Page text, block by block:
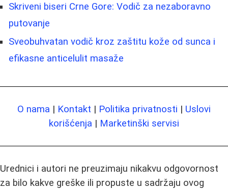
Skriveni biseri Crne Gore: Vodič za nezaboravno
putovanje
Sveobuhvatan vodič kroz zaštitu kože od sunca i
efikasne anticelulit masaže
O nama | Kontakt | Politika privatnosti | Uslovi
korišćenja | Marketinški servisi
Urednici i autori ne preuzimaju nikakvu odgovornost
za bilo kakve greške ili propuste u sadržaju ovog